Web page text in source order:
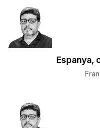
Espanya,